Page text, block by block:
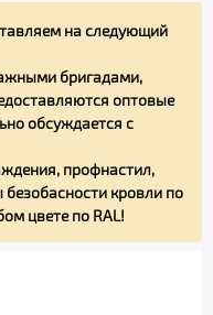
на следующий
бригадами,
оптовые
обсуждается с
профнастил,
кровли по
цвете по RAL!